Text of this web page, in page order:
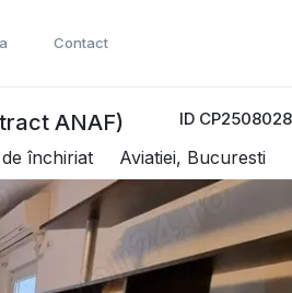
Contact
ID CP2508028
ANAF)
închiriat Aviatiei, Bucuresti